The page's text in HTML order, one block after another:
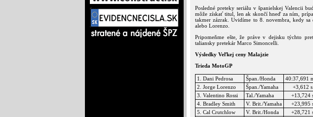
Posledné preteky seriálu v španielskej Valencii
môže získať titul, len ak skončí hneď za ním,
takmer zázrak. Uvidíme to 8. novembra, kedy
alebo Lorenzo.
Pripomeňme ešte, že práve v dejisku týchto
taliansky pretekár Marco Simoncelli.
Výsledky Veľkej ceny Malajzie
Trieda MotoGP
1. Dani Pedrosa Špan./Honda
40:37,691
2. Jorge Lorenzo
Špan./Yamaha
+3,612 s
3. Valentino Rossi
Tal./Yamaha
+13,724
4. Bradley Smith
V. Brit./Yamaha
+23,995
5. Cal Crutchlow
V. Brit./Honda
+28,721